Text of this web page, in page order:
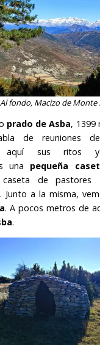
Al fondo, Macizo de Monte
prado de Asba, 1399
de reuniones
aquí sus ritos y
una pequeña
caseta de pastores
Junto a la misma,
. A pocos metros de
.